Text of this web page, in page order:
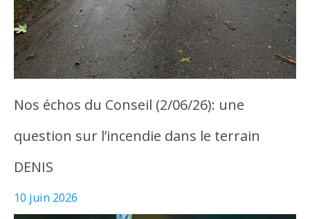
Nos échos du Conseil (2/06/26): une
question sur l’incendie dans le terrain
DENIS
10 juin 2026